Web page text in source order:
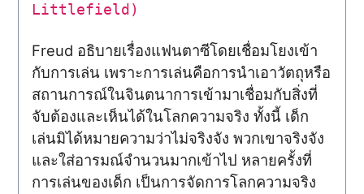
Littlefield)
Freud อธิบายเรื่องแฟนตาซีโดยเชื่อมโยงเข้า
กับการเล่น เพราะการเล่นคือการนำเอาวัตถุหรือ
สถานการณ์ในจินตนาการเข้ามาเชื่อมกับสิ่งที่
จับต้องและเห็นได้ในโลกความจริง ทั้งนี้ เด็ก
เล่นมิได้หมายความว่าไม่จริงจัง พวกเขาจริงจัง
และใส่อารมณ์จำนวนมากเข้าไป หลายครั้งที่
การเล่นของเด็ก เป็นการจัดการโลกความจริง